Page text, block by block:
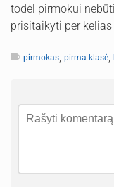
todėl pirmokui
prisitaikyti per kelias
pirmokas, pirma klasė,